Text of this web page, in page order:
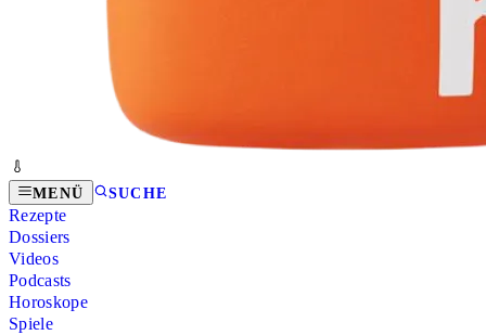
MENÜ SUCHE
Rezepte
Dossiers
Videos
Podcasts
Horoskope
Spiele